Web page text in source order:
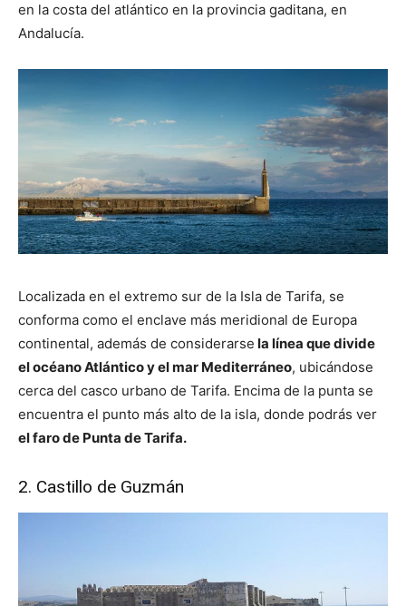
en la costa del atlántico en la provincia gaditana, en
Andalucía.
Localizada en el extremo sur de la Isla de Tarifa, se
conforma como el enclave más meridional de Europa
continental, además de considerarse la línea que divide
el océano Atlántico y el mar Mediterráneo, ubicándose
cerca del casco urbano de Tarifa. Encima de la punta se
encuentra el punto más alto de la isla, donde podrás ver
el faro de Punta de Tarifa.
2. Castillo de Guzmán